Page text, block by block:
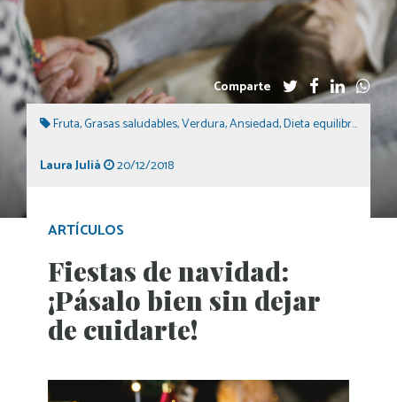
Comparte
Fruta,Grasas saludables,Verdura,Ansiedad,Dieta equilibrada ,
Laura Julià 20/12/2018
ARTÍCULOS
Fiestas de navidad:
¡Pásalo bien sin dejar
de cuidarte!